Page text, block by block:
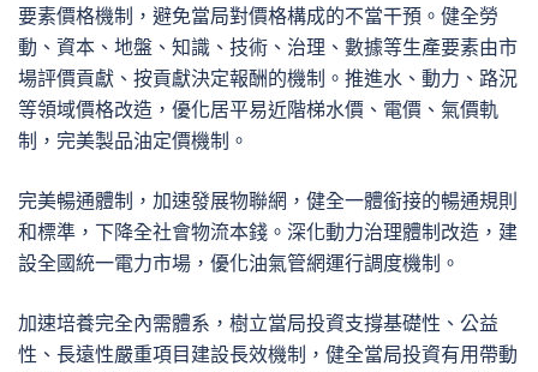
要素價格機制，避免當局對價格構成的不當干預。健全勞
動、資本、地盤、知識、技術、治理、數據等生產要素由市
場評價貢獻、按貢獻決定報酬的機制。推進水、動力、路況
等領域價格改造，優化居平易近階梯水價、電價、氣價軌
制，完美製品油定價機制。
完美暢通體制，加速發展物聯網，健全一體銜接的暢通規則
和標準，下降全社會物流本錢。深化動力治理體制改造，建
設全國統一電力市場，優化油氣管網運行調度機制。
加速培養完全內需體系，樹立當局投資支撐基礎性、公益
性、長遠性嚴重項目建設長效機制，健全當局投資有用帶動